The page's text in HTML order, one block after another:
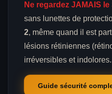
Ne regardez JAMAIS
sans lunettes de
2, même quand il est
lésions rétiniennes
irréversibles et indolores.
Guide sécurité